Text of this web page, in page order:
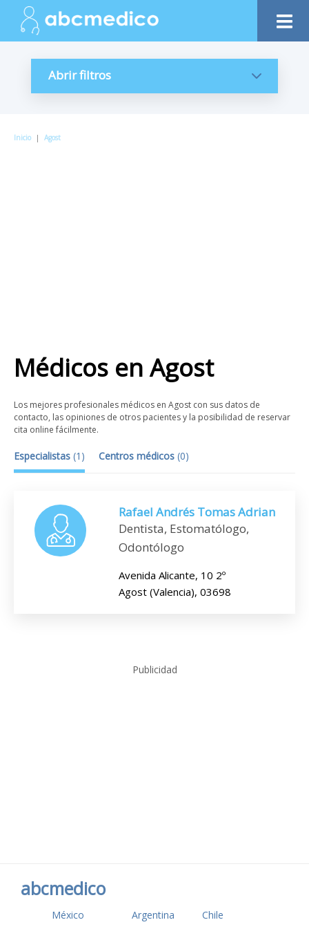
Abrir filtros
Inicio | Agost
Médicos enAgost
Los mejores profesionales médicos en Agost con sus datos de
contacto, las opiniones de otros pacientes y la posibilidad de reservar
cita online fácilmente.
Especialistas (1 ) Centros médicos (0)
Rafael Andrés Tomas Adrian
Dentista, Estomatólogo,
Odontólogo
Avenida Alicante, 10 2º
Agost (Valencia), 03698
Publicidad
abcmedico
México Argentina Chile